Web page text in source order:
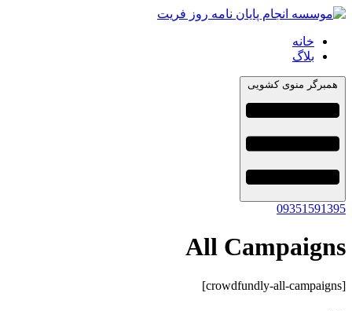
خانه
بلاگ
همبرگر منوی کشویی
09351591395
All Campaigns
[crowdfundly-all-campaigns]